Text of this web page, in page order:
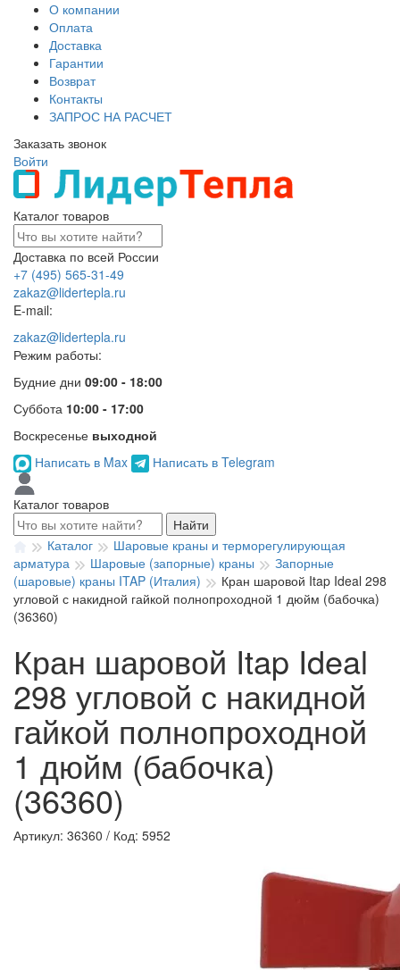
О компании
Оплата
Доставка
Гарантии
Возврат
Контакты
ЗАПРОС НА РАСЧЕТ
Заказать звонок
Войти
Каталог товаров
Доставка по всей России
+7 (495) 565-31-49
zakaz@lidertepla.ru
E-mail:
zakaz@lidertepla.ru
Режим работы:
Будние дни 09:00 - 18:00
Суббота 10:00 - 17:00
Воскресенье выходной
Написать в Max
Написать в Telegram
Каталог товаров
Найти
Каталог
Шаровые краны и терморегулирующая
арматура
Шаровые (запорные) краны
Запорные
(шаровые) краны ITAP (Италия)
Кран шаровой Itap Ideal 298
угловой с накидной гайкой полнопроходной 1 дюйм (бабочка)
(36360)
Кран шаровой Itap Ideal
298 угловой с накидной
гайкой полнопроходной
1 дюйм (бабочка)
(36360)
Артикул: 36360 / Код: 5952